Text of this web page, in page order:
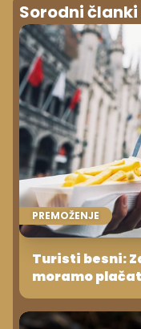
Sorodni članki
PREMOŽENJE
Turisti besni:
moramo